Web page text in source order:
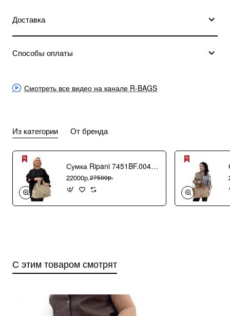
Доставка
Способы оплаты
Смотреть все видео на канале R-BAGS
Из категории От бренда
Сумка Ripani 7451BF.00406 Ecru/Sabbia
22000р.27500р.
С этим товаром смотрят